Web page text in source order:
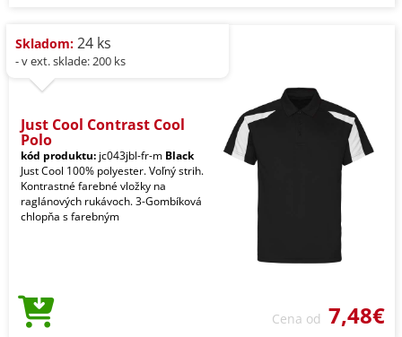
Skladom: 24 ks
- v ext. sklade: 200 ks
Just Cool Contrast Cool
Polo
kód produktu: jc043jbl-fr-m Black
Just Cool 100% polyester. Voľný strih.
Kontrastné farebné vložky na
raglánových rukávoch. 3-Gombíková
chlopňa s farebným
Cena od 7,48€